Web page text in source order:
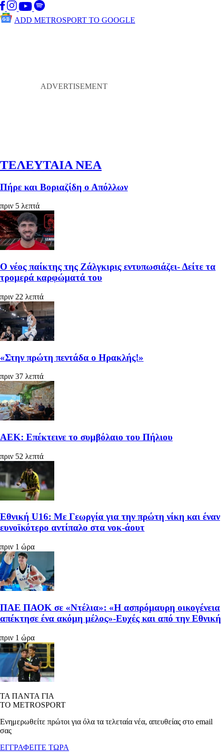
ADD METROSPORT TO GOOGLE
ΤΕΛΕΥΤΑΙΑ ΝΕΑ
Πήρε και Βοριαζίδη ο Απόλλων
πριν 5 λεπτά
Ο νέος παίκτης της Ζάλγκιρις εντυπωσιάζει- Δείτε τα
τρομερά καρφώματά του
πριν 22 λεπτά
«Στην πρώτη πεντάδα ο Ηρακλής!»
πριν 37 λεπτά
ΑΕΚ: Επέκτεινε το συμβόλαιο του Πήλιου
πριν 52 λεπτά
Εθνική U16: Με Γεωργία για την πρώτη νίκη και έναν
ευνοϊκότερο αντίπαλο στα νοκ-άουτ
πριν 1 ώρα
ΠΑΕ ΠΑΟΚ σε «Ντέλια»: «Η ασπρόμαυρη οικογένεια
απέκτησε ένα ακόμη μέλος»-Ευχές και από την Εθνική
πριν 1 ώρα
ΤΑ ΠΑΝΤΑ ΓΙΑ
ΤΟ METROSPORT
Ενημερωθείτε πρώτοι για όλα τα τελεταία νέα, απευθείας στο email
σας
ΕΓΓΡΑΦΕΙΤΕ ΤΩΡΑ